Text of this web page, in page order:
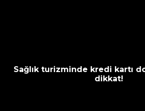
Sağlık turizminde kredi kartı
dikkat!